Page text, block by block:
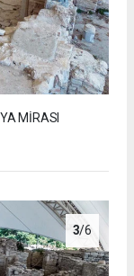
MİRASI
3/6